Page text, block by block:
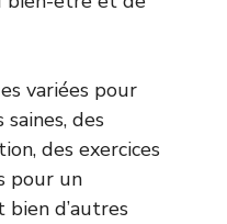
variées pour
des
des exercices
pour un
d’autres